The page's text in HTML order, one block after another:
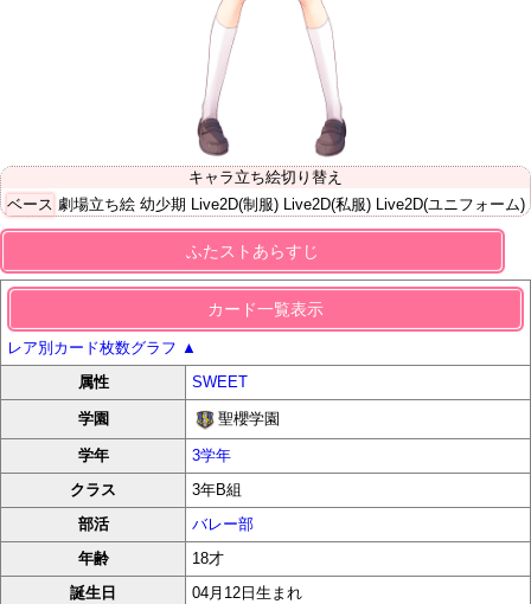
キャラ立ち絵切り替え
ベース 劇場立ち絵 幼少期 Live2D(制服) Live2D(私服) Live2D(ユニフォーム)
ふたストあらすじ
カード一覧表示
レア別カード枚数グラフ ▲
属性
SWEET
学園 聖櫻学園
学年
3学年
クラス
3年B組
部活
バレー部
年齢
18才
誕生日
04月12日生まれ